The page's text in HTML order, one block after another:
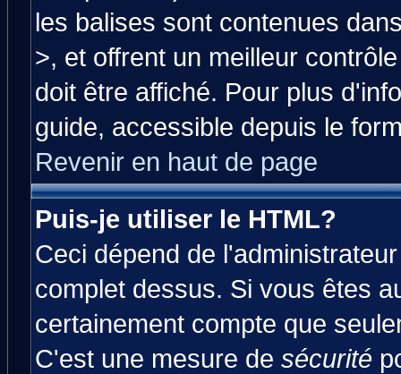
les balises sont contenues
>, et offrent un meilleur
doit être affiché. Pour plus
guide, accessible depuis le
Revenir en haut de page
Puis-je utiliser le HTML?
Ceci dépend de
complet dessus. Si vous êtes
certainement compte que
C'est une mesure de sécurité